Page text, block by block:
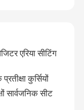
एरिया सीटिंग
कुर्सियों
सार्वजनिक सीट